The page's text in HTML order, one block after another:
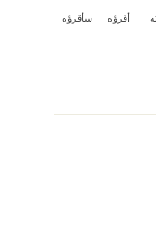
أقرؤه سأقرؤه